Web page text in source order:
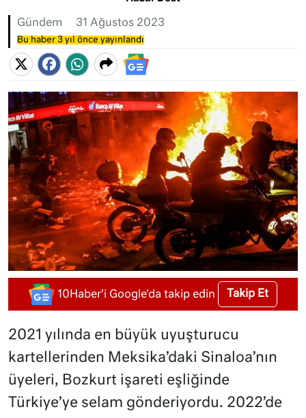
Gündem 31 Ağustos 2023
Bu haber 3 yıl önce yayınlandı
10Haber'i Google'da takip edin Takip Et
2021 yılında en büyük uyuşturucu
kartellerinden Meksika’daki Sinaloa’nın
üyeleri, Bozkurt işareti eşliğinde
Türkiye’ye selam gönderiyordu. 2022’de